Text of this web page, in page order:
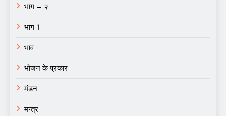
भाग – २
भाग 1
भाव
भोजन के प्रकार
मंडन
मन्त्र